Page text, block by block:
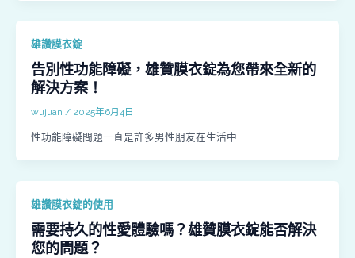
雄讚膜衣錠
告別性功能障礙，雄贊膜衣錠為您帶來全新的
解決方案！
wujuan / 2025年6月4日
性功能障礙問題一直是許多男性朋友在生活中
雄讚膜衣錠的使用
需要持久的性愛體驗嗎？雄贊膜衣錠能否解決
您的問題？